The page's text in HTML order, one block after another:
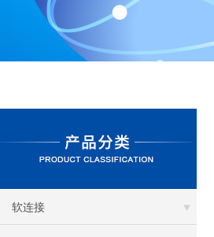
软连接